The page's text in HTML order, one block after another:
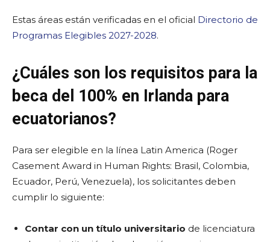
Estas áreas están verificadas en el oficial Directorio de
Programas Elegibles 2027-2028.
¿Cuáles son los requisitos para la
beca del 100% en Irlanda para
ecuatorianos?
Para ser elegible en la línea Latin America (Roger
Casement Award in Human Rights: Brasil, Colombia,
Ecuador, Perú, Venezuela), los solicitantes deben
cumplir lo siguiente:
Contar con un título universitario de licenciatura